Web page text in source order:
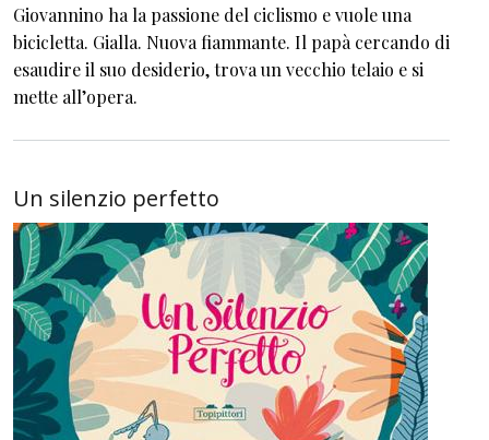
Giovannino ha la passione del ciclismo e vuole una
bicicletta. Gialla. Nuova fiammante. Il papà cercando di
esaudire il suo desiderio, trova un vecchio telaio e si
mette all’opera.
Un silenzio perfetto